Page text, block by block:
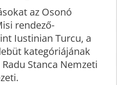
az Osonó
rendező-
Iustinian Turcu, a
kategóriájának
Stanca Nemzeti